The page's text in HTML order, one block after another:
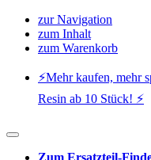
zur Navigation
zum Inhalt
zum Warenkorb
⚡️Mehr kaufen, mehr
Resin ab 10 Stück! ⚡️
Zum Ersatzteil-